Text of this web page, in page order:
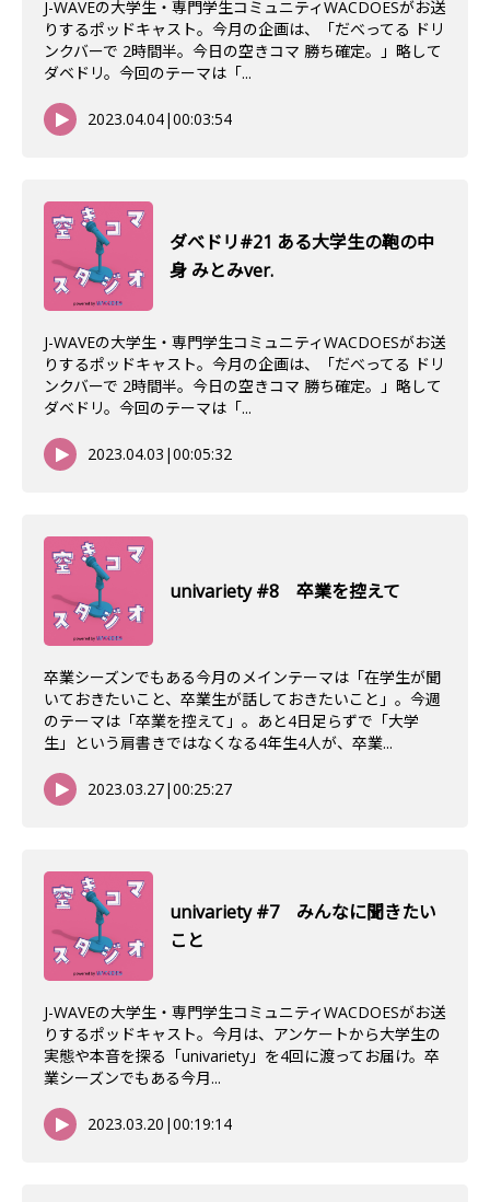
J-WAVEの大学生・専門学生コミュニティWACDOESがお送
りするポッドキャスト。今月の企画は、「だべってる ドリ
ンクバーで 2時間半。今日の空きコマ 勝ち確定。」略して
ダベドリ。今回のテーマは「...
2023.04.04|00:03:54
ダべドリ#21 ある大学生の鞄の中
身 みとみver.
J-WAVEの大学生・専門学生コミュニティWACDOESがお送
りするポッドキャスト。今月の企画は、「だべってる ドリ
ンクバーで 2時間半。今日の空きコマ 勝ち確定。」略して
ダベドリ。今回のテーマは「...
2023.04.03 |00:05:32
univariety #8 卒業を控えて
卒業シーズンでもある今月のメインテーマは「在学生が聞
いておきたいこと、卒業生が話しておきたいこと」。今週
のテーマは「卒業を控えて」。あと4日足らずで「大学
生」という肩書きではなくなる4年生4人が、卒業...
2023.03.27|00:25:27
univariety #7 みんなに聞きたい
こと
J-WAVEの大学生・専門学生コミュニティWACDOESがお送
りするポッドキャスト。今月は、アンケートから大学生の
実態や本音を探る「univariety」を4回に渡ってお届け。卒
業シーズンでもある今月...
2023.03.20 |00:19:14